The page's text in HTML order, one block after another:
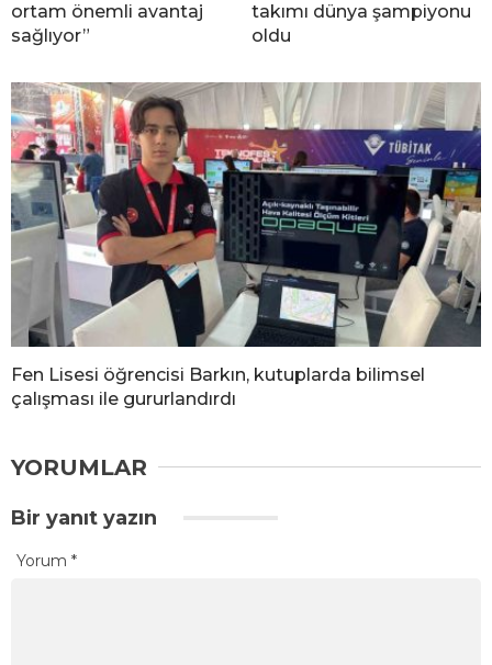
ortam önemli avantaj
sağlıyor”
takımı dünya şampiyonu
oldu
Fen Lisesi öğrencisi Barkın, kutuplarda bilimsel
çalışması ile gururlandırdı
YORUMLAR
Bir yanıt yazın
Yorum *